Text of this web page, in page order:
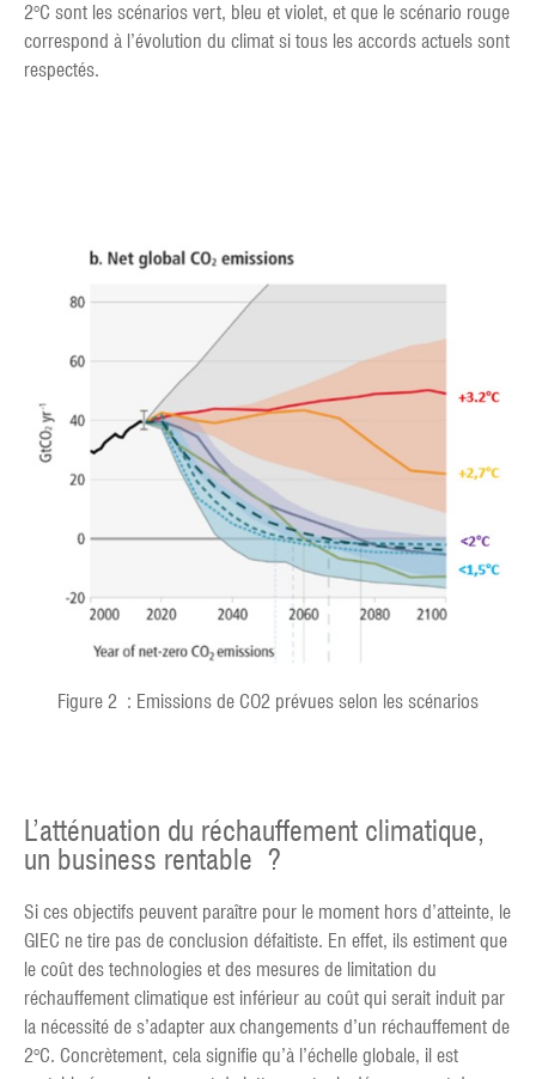
2°C sont les scénarios vert, bleu et violet, et que le scénario rouge
correspond à l’évolution du climat si tous les accords actuels sont
respectés.
Figure 2 : Emissions de CO2 prévues selon les scénarios
L’atténuation du réchauffement climatique,
un business rentable ?
Si ces objectifs peuvent paraître pour le moment hors d’atteinte, le
GIEC ne tire pas de conclusion défaitiste. En effet, ils estiment que
le coût des technologies et des mesures de limitation du
réchauffement climatique est inférieur au coût qui serait induit par
la nécessité de s’adapter aux changements d’un réchauffement de
2°C. Concrètement, cela signifie qu’à l’échelle globale, il est